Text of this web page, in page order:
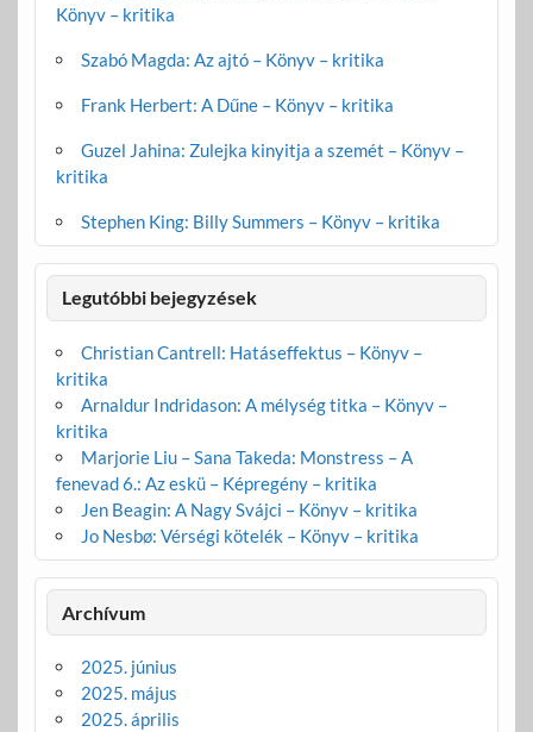
Könyv – kritika
Szabó Magda: Az ajtó – Könyv – kritika
Frank Herbert: A Dűne – Könyv – kritika
Guzel Jahina: Zulejka kinyitja a szemét – Könyv –
kritika
Stephen King: Billy Summers – Könyv – kritika
Legutóbbi bejegyzések
Christian Cantrell: Hatáseffektus – Könyv –
kritika
Arnaldur Indridason: A mélység titka – Könyv –
kritika
Marjorie Liu – Sana Takeda: Monstress – A
fenevad 6.: Az eskü – Képregény – kritika
Jen Beagin: A Nagy Svájci – Könyv – kritika
Jo Nesbø: Vérségi kötelék – Könyv – kritika
Archívum
2025. június
2025. május
2025. április